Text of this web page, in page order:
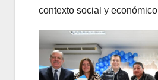
contexto social y